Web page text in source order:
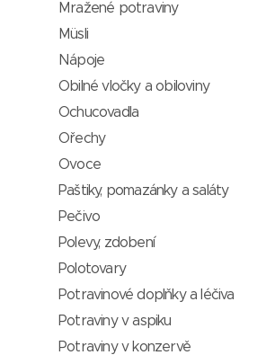
Mražené potraviny
Müsli
Nápoje
Obilné vločky a obiloviny
Ochucovadla
Ořechy
Ovoce
Paštiky, pomazánky a saláty
Pečivo
Polevy, zdobení
Polotovary
Potravinové doplňky a léčiva
Potraviny v aspiku
Potraviny v konzervě